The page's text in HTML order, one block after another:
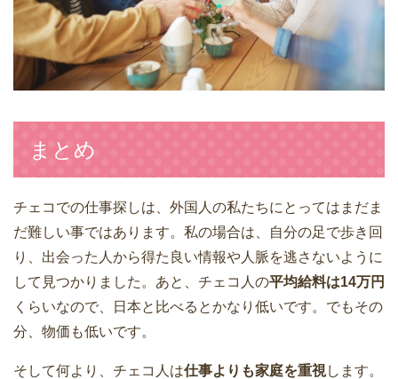
まとめ
チェコでの仕事探しは、外国人の私たちにとってはまだま
だ難しい事ではあります。私の場合は、自分の足で歩き回
り、出会った人から得た良い情報や人脈を逃さないように
して見つかりました。あと、チェコ人の平均給料は14万円
くらいなので、日本と比べるとかなり低いです。でもその
分、物価も低いです。
そして何より、チェコ人は仕事よりも家庭を重視します。